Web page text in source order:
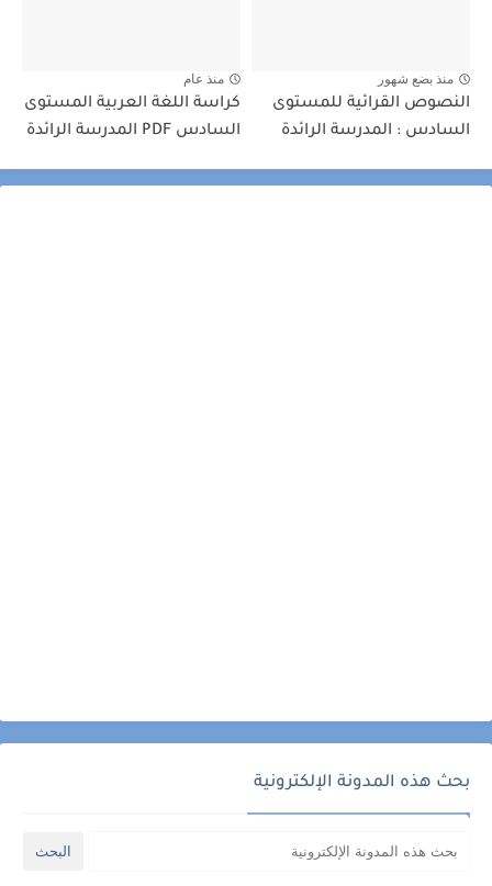
منذ بضع شهور
النصوص القرائية للمستوى
السادس : المدرسة الرائدة
منذ عام
كراسة اللغة العربية المستوى
السادس PDF المدرسة الرائدة
بحث هذه المدونة الإلكترونية